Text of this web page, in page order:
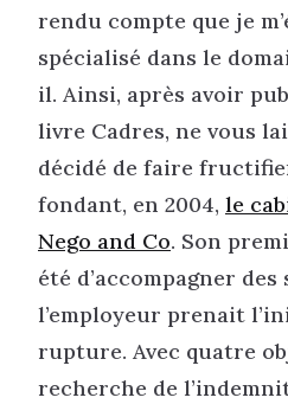
rendu compte que je
spécialisé dans le
il. Ainsi, après avoir
livre Cadres, ne vous
décidé de faire
fondant, en 2004, le
Nego and Co. Son
été d’accompagner
l’employeur prenait
rupture. Avec quatre
recherche de